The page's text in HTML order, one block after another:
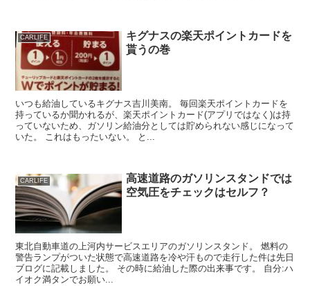
CARLIFE
キグナスの楽天ポイントカードを
貰うの巻
いつも給油しているキグナス吉川美南。 毎回楽天ポイントカードを
持っているか聞かれるが、楽天ポイントカード(アプリではなく)は持
っていないため、ガソリン給油分としては貯められない感じになって
いた。 これはもったいない。 と...
CARLIFE
高速道路のガソリンスタンドでは
空気圧をチェックはセルフ？
東北自動車道の上河内サービスエリアのガソリンスタンド。 燃料の
警告ランプがついた状態で高速道路を冷や汗もので走行した件は先日
ブログに記載しました。 その時に給油した際の出来事です。 自分:ハ
イオク満タンでお願い...